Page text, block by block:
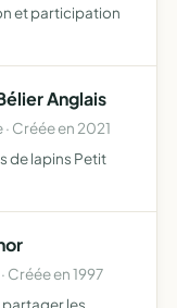
et participation
Anglais
Créée en 2021
de lapins Petit
Créée en 1997
les